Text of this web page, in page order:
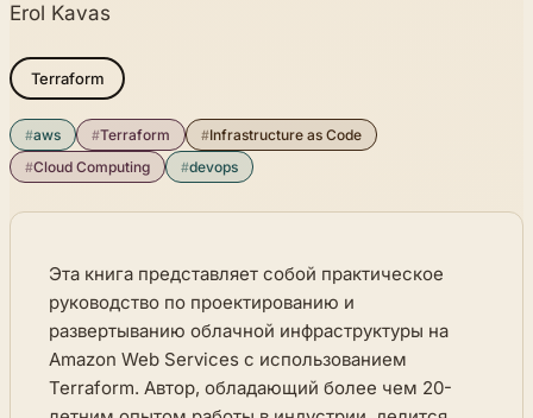
Erol Kavas
Terraform
#aws #Terraform #Infrastructure as Code
#Cloud Computing #devops
Эта книга представляет собой практическое
руководство по проектированию и
развертыванию облачной инфраструктуры на
Amazon Web Services с использованием
Terraform. Автор, обладающий более чем 20-